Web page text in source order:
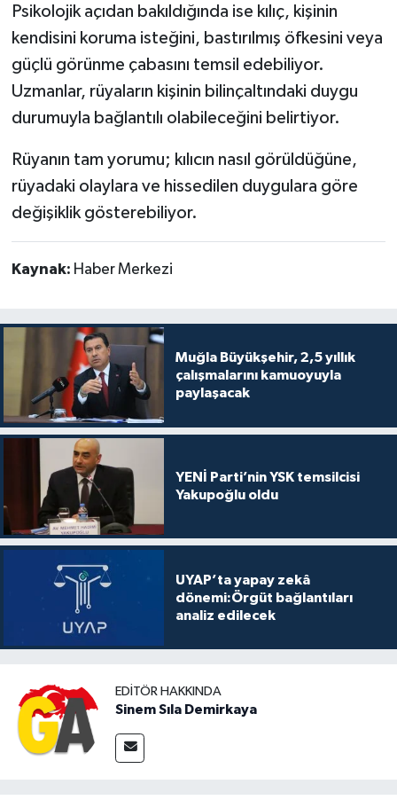
Psikolojik açıdan bakıldığında ise kılıç, kişinin
kendisini koruma isteğini, bastırılmış öfkesini veya
güçlü görünme çabasını temsil edebiliyor.
Uzmanlar, rüyaların kişinin bilinçaltındaki duygu
durumuyla bağlantılı olabileceğini belirtiyor.
Rüyanın tam yorumu; kılıcın nasıl görüldüğüne,
rüyadaki olaylara ve hissedilen duygulara göre
değişiklik gösterebiliyor.
Kaynak: Haber Merkezi
Muğla Büyükşehir, 2,5 yıllık
çalışmalarını kamuoyuyla
paylaşacak
YENİ Parti’nin YSK temsilcisi
Yakupoğlu oldu
UYAP’ta yapay zekâ
dönemi:Örgüt bağlantıları
analiz edilecek
EDITÖR HAKKINDA
Sinem Sıla Demirkaya